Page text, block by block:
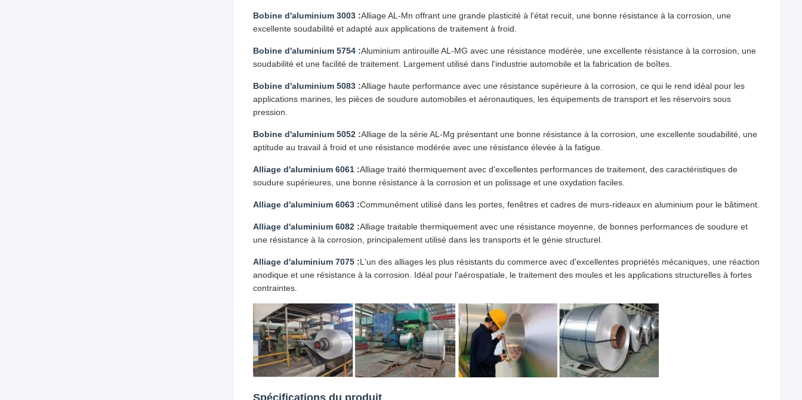
Bobine d'aluminium 3003 :Alliage AL-Mn offrant une grande plasticité à l'état recuit, une bonne résistance à la corrosion, une
excellente soudabilité et adapté aux applications de traitement à froid.
Bobine d'aluminium 5754 :Aluminium antirouille AL-MG avec une résistance modérée, une excellente résistance à la corrosion, une
soudabilité et une facilité de traitement. Largement utilisé dans l'industrie automobile et la fabrication de boîtes.
Bobine d'aluminium 5083 :Alliage haute performance avec une résistance supérieure à la corrosion, ce qui le rend idéal pour les
applications marines, les pièces de soudure automobiles et aéronautiques, les équipements de transport et les réservoirs sous
pression.
Bobine d'aluminium 5052 :Alliage de la série AL-Mg présentant une bonne résistance à la corrosion, une excellente soudabilité, une
aptitude au travail à froid et une résistance modérée avec une résistance élevée à la fatigue.
Alliage d'aluminium 6061 :Alliage traité thermiquement avec d'excellentes performances de traitement, des caractéristiques de
soudure supérieures, une bonne résistance à la corrosion et un polissage et une oxydation faciles.
Alliage d'aluminium 6063 :Communément utilisé dans les portes, fenêtres et cadres de murs-rideaux en aluminium pour le bâtiment.
Alliage d'aluminium 6082 :Alliage traitable thermiquement avec une résistance moyenne, de bonnes performances de soudure et
une résistance à la corrosion, principalement utilisé dans les transports et le génie structurel.
Alliage d'aluminium 7075 :L'un des alliages les plus résistants du commerce avec d'excellentes propriétés mécaniques, une réaction
anodique et une résistance à la corrosion. Idéal pour l'aérospatiale, le traitement des moules et les applications structurelles à fortes
contraintes.
Spécifications du produit